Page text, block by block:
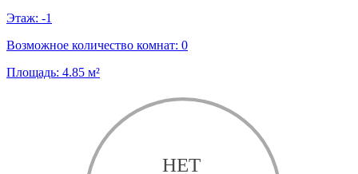
Этаж: -1
Возможное количество комнат: 0
Площадь: 4.85 м²